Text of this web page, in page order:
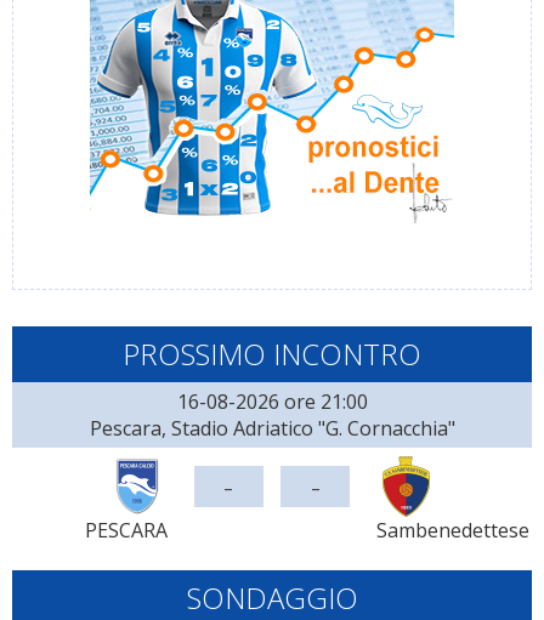
PROSSIMO INCONTRO
16-08-2026 ore 21:00
Pescara, Stadio Adriatico "G. Cornacchia"
PESCARA
- -
Sambenedettese
SONDAGGIO